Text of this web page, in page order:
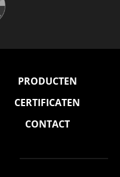
PRODUCTEN
CERTIFICATEN
CONTACT